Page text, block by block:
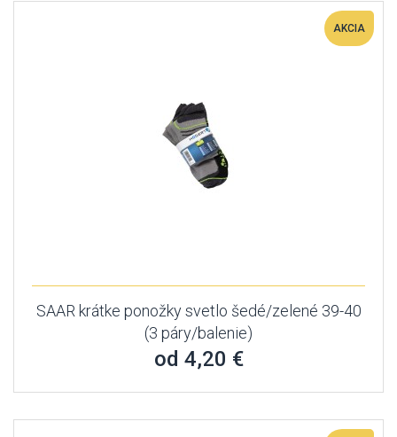
AKCIA
SAAR krátke ponožky svetlo šedé/zelené 39-40
(3 páry/balenie)
od 4,20 €